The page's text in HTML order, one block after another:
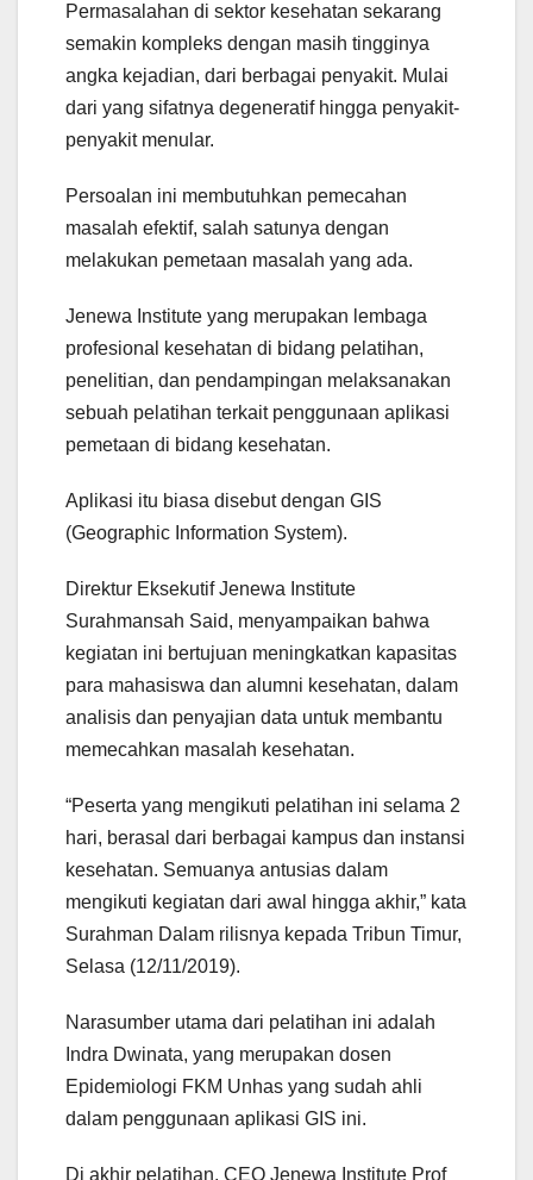
Permasalahan di sektor kesehatan sekarang
semakin kompleks dengan masih tingginya
angka kejadian, dari berbagai penyakit. Mulai
dari yang sifatnya degeneratif hingga penyakit-
penyakit menular.
Persoalan ini membutuhkan pemecahan
masalah efektif, salah satunya dengan
melakukan pemetaan masalah yang ada.
Jenewa Institute yang merupakan lembaga
profesional kesehatan di bidang pelatihan,
penelitian, dan pendampingan melaksanakan
sebuah pelatihan terkait penggunaan aplikasi
pemetaan di bidang kesehatan.
Aplikasi itu biasa disebut dengan GIS
(Geographic Information System).
Direktur Eksekutif Jenewa Institute
Surahmansah Said, menyampaikan bahwa
kegiatan ini bertujuan meningkatkan kapasitas
para mahasiswa dan alumni kesehatan, dalam
analisis dan penyajian data untuk membantu
memecahkan masalah kesehatan.
“Peserta yang mengikuti pelatihan ini selama 2
hari, berasal dari berbagai kampus dan instansi
kesehatan. Semuanya antusias dalam
mengikuti kegiatan dari awal hingga akhir,” kata
Surahman Dalam rilisnya kepada Tribun Timur,
Selasa (12/11/2019).
Narasumber utama dari pelatihan ini adalah
Indra Dwinata, yang merupakan dosen
Epidemiologi FKM Unhas yang sudah ahli
dalam penggunaan aplikasi GIS ini.
Di akhir pelatihan, CEO Jenewa Institute Prof